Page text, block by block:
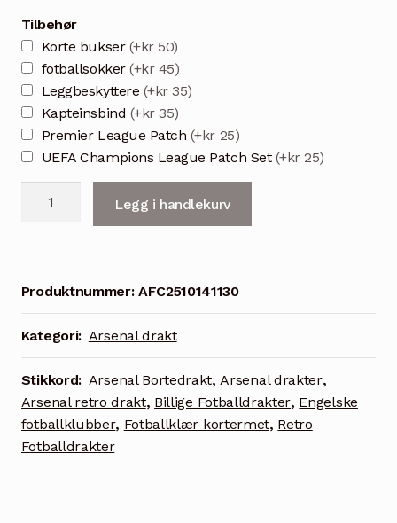
Tilbehør
Korte bukser (+kr 50)
fotballsokker(+kr 45)
Leggbeskyttere (+kr 35)
Kapteinsbind (+kr 35)
Premier League Patch (+kr 25)
UEFA Champions League Patch Set (+kr 25)
Legg i handlekurv
Produktnummer: AFC2510141130
Kategori: Arsenal drakt
Stikkord: Arsenal Bortedrakt,Arsenal drakter,
Arsenal retro drakt, Billige Fotballdrakter, Engelske
fotballklubber, Fotballklær kortermet, Retro
Fotballdrakter